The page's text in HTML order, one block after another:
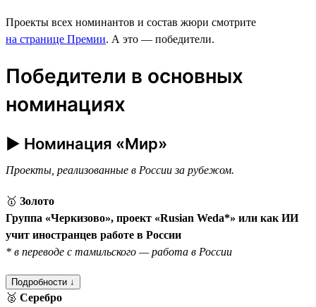
Проекты всех номинантов и состав жюри смотрите
на странице Премии. А это — победители.
Победители в основных
номинациях
► Номинация «Мир»
Проекты, реализованные в России за рубежом.
🥇 Золото
Группа «Черкизово», проект «Rusian Weda*» или как ИИ
учит иностранцев работе в России
* в переводе с тамильского — работа в России
Подробности ↓
🥈 Серебро